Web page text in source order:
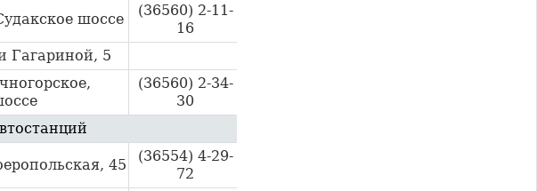
шоссе
(36560) 2-11-
16
Гагариной, 5
(36560) 2-34-
30
45
(36554) 4-29-
72